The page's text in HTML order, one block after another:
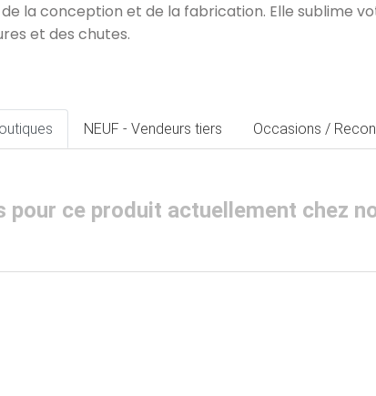
la conception et de la fabrication. Elle sublime
et des chutes.
NEUF - Vendeurs tiers Occasions /
pour ce produit actuellement chez